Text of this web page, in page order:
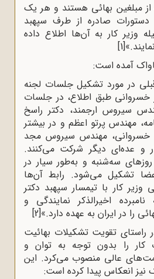
مبلغین بهائی هستند و هر یک
دستورات صادره از طرف سپهبد
وزیر کار به آن‌ها اطلاع داده
[1]
آمده است:
در مورد تشکیل جلسات لجنه
خسروانی طبق اطلاع، در جلسات
سیروس ارجمند، دکتر راسخ
مهندس پرتو اعظم و در بیشتر
خسروانی، مهندس سیروس مجد
و عده‌ای دیگر شرکت می‌کنند.
سه‌شنبه و به‌طور سیار در
تشکیل می‌شود. رابط آن‌ها
وزیر کار با تیمسار سپهبد دکتر
اخیرالذکر نمایندگی و
را در ایران به عهده دارد.»[2]
راستای تقویت تشکیلات بهائیت
کار را بدون توجه به توان و
عالی منصوب می‌کرد. این
نیز انعکاس پیدا کرده است: